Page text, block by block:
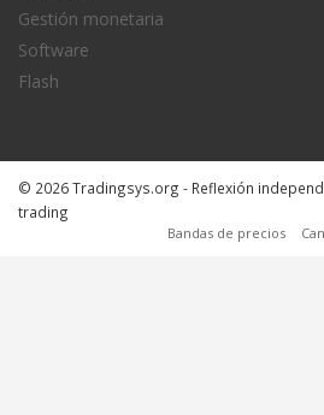
Gestión monetaria
Software
Flash
© 2026 Tradingsys.org - Reflexión
trading
Bandas de precios